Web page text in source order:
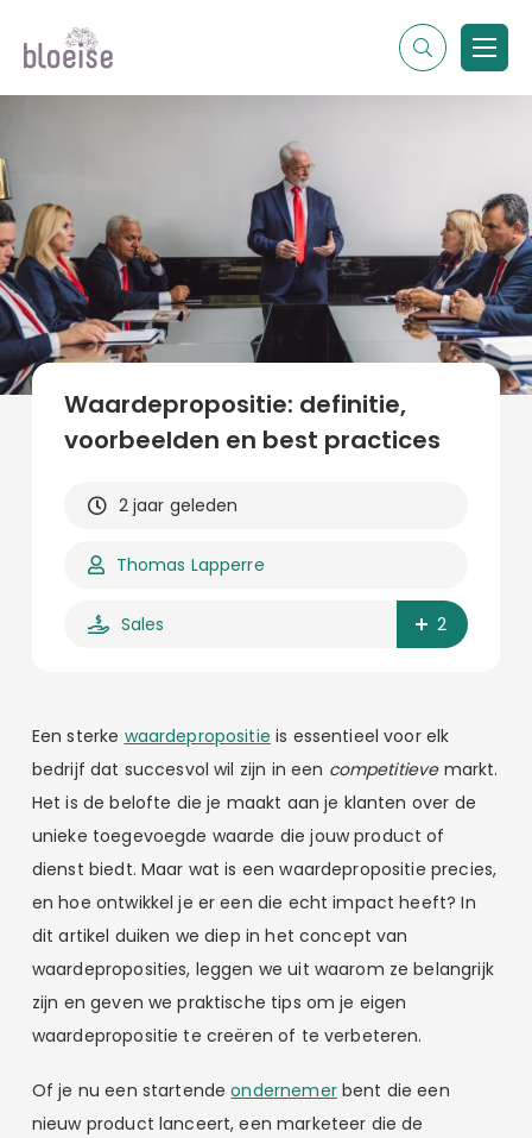
Online marketing
Branches
Marketing
Alle soorten artikelen
Waardepropositie: definitie,
voorbeelden en best practices
2 jaar geleden
Thomas Lapperre
Sales 2
Een sterke waardepropositie is essentieel voor elk
bedrijf dat succesvol wil zijn in een competitievemarkt.
Het is de belofte die je maakt aan je klanten over de
unieke toegevoegde waarde die jouw product of
dienst biedt. Maar wat is een waardepropositie precies,
en hoe ontwikkel je er een die echt impact heeft? In
dit artikel duiken we diep in het concept van
waardeproposities, leggen we uit waarom ze belangrijk
zijn en geven we praktische tips om je eigen
waardepropositie te creëren of te verbeteren.
Of je nu een startendeondernemerbent die een
nieuw product lanceert, een marketeer die de